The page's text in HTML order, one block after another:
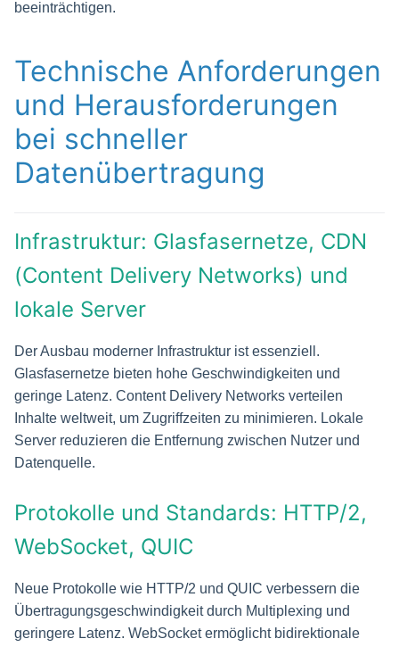
beeinträchtigen.
Technische Anforderungen
und Herausforderungen
bei schneller
Datenübertragung
Infrastruktur: Glasfasernetze, CDN
(Content Delivery Networks) und
lokale Server
Der Ausbau moderner Infrastruktur ist essenziell.
Glasfasernetze bieten hohe Geschwindigkeiten und
geringe Latenz. Content Delivery Networks verteilen
Inhalte weltweit, um Zugriffzeiten zu minimieren. Lokale
Server reduzieren die Entfernung zwischen Nutzer und
Datenquelle.
Protokolle und Standards: HTTP/2,
WebSocket, QUIC
Neue Protokolle wie HTTP/2 und QUIC verbessern die
Übertragungsgeschwindigkeit durch Multiplexing und
geringere Latenz. WebSocket ermöglicht bidirektionale